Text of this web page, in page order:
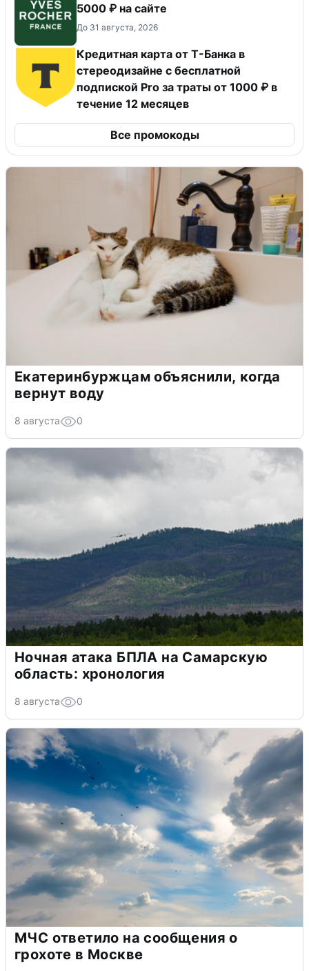
5000 ₽ на сайте
До 31 августа, 2026
Кредитная карта от Т-Банка в
стереодизайне с бесплатной
подпиской Pro за траты от 1000 ₽ в
течение 12 месяцев
Все промокоды
Екатеринбуржцам объяснили, когда
вернут воду
8 августа 0
Ночная атака БПЛА на Самарскую
область: хронология
8 августа 0
МЧС ответило на сообщения о
грохоте в Москве